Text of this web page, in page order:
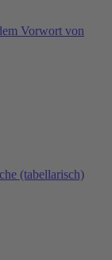
Vorwort von
(tabellarisch)